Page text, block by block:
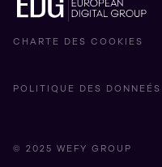
© 2025 WEFY GROUP
CHARTE DES COOKIES
POLITIQUE DES DONNEÉS